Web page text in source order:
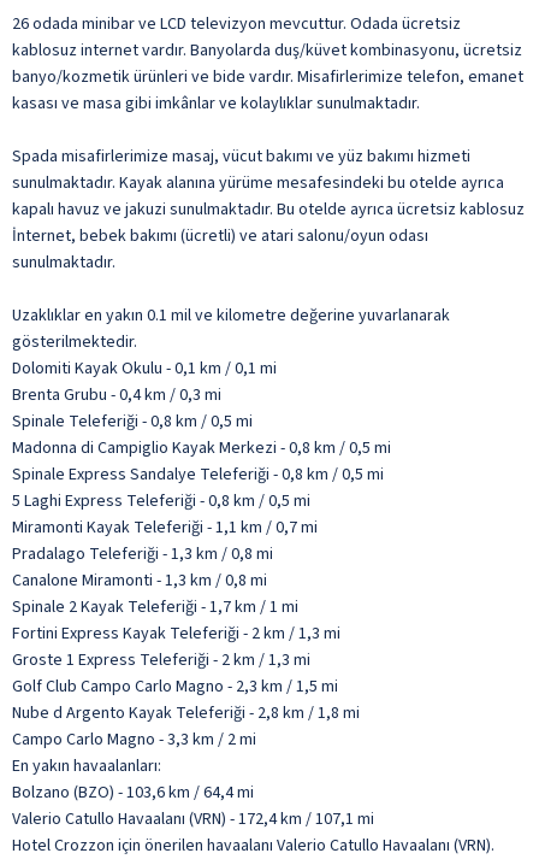
26 odada minibar ve LCD televizyon mevcuttur. Odada ücretsiz
kablosuz internet vardır. Banyolarda duş/küvet kombinasyonu, ücretsiz
banyo/kozmetik ürünleri ve bide vardır. Misafirlerimize telefon, emanet
kasası ve masa gibi imkânlar ve kolaylıklar sunulmaktadır.
Spada misafirlerimize masaj, vücut bakımı ve yüz bakımı hizmeti
sunulmaktadır. Kayak alanına yürüme mesafesindeki bu otelde ayrıca
kapalı havuz ve jakuzi sunulmaktadır. Bu otelde ayrıca ücretsiz kablosuz
İnternet, bebek bakımı (ücretli) ve atari salonu/oyun odası
sunulmaktadır.
Uzaklıklar en yakın 0.1 mil ve kilometre değerine yuvarlanarak
gösterilmektedir.
Dolomiti Kayak Okulu - 0,1 km / 0,1 mi
Brenta Grubu - 0,4 km / 0,3 mi
Spinale Teleferiği - 0,8 km / 0,5 mi
Madonna di Campiglio Kayak Merkezi - 0,8 km / 0,5 mi
Spinale Express Sandalye Teleferiği - 0,8 km / 0,5 mi
5 Laghi Express Teleferiği - 0,8 km / 0,5 mi
Miramonti Kayak Teleferiği - 1,1 km / 0,7 mi
Pradalago Teleferiği - 1,3 km / 0,8 mi
Canalone Miramonti - 1,3 km / 0,8 mi
Spinale 2 Kayak Teleferiği - 1,7 km / 1 mi
Fortini Express Kayak Teleferiği - 2 km / 1,3 mi
Groste 1 Express Teleferiği - 2 km / 1,3 mi
Golf Club Campo Carlo Magno - 2,3 km / 1,5 mi
Nube d Argento Kayak Teleferiği - 2,8 km / 1,8 mi
Campo Carlo Magno - 3,3 km / 2 mi
En yakın havaalanları:
Bolzano (BZO) - 103,6 km / 64,4 mi
Valerio Catullo Havaalanı (VRN) - 172,4 km / 107,1 mi
Hotel Crozzon için önerilen havaalanı Valerio Catullo Havaalanı (VRN).